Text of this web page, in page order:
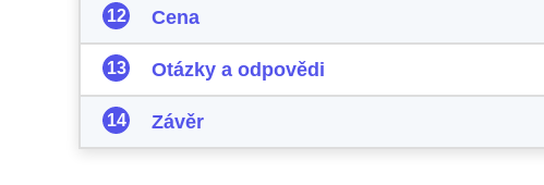
Cena
Otázky a odpovědi
Závěr